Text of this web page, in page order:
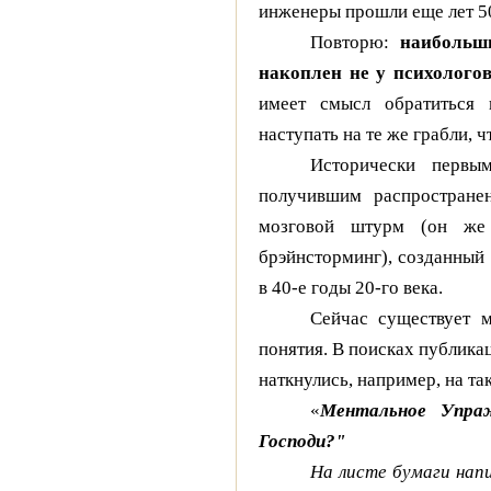
инженеры прошли еще лет
Повторю:
накоплен не у
имеет смысл
наступать на те же грабли,
Исторически
получившим
мозговой штурм (он
брэйнсторминг),
в 40-е годы 20-го века.
Сейчас существует
понятия. В поисках
наткнулись, например, на
«Ментальное
Господи?"
На листе бумаги